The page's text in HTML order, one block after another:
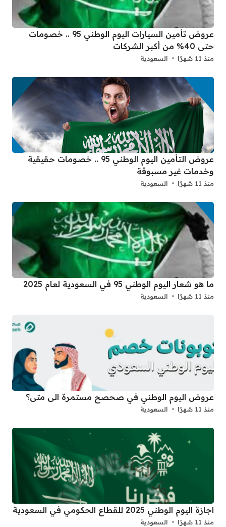
عروض تأمين السيارات اليوم الوطني 95 .. خصومات
حتى 40% من أكبر الشركات
منذ 11 شهرًا السعودية
عروض التأمين اليوم الوطني 95 .. خصومات حقيقية
وخدمات غير مسبوقة
منذ 11 شهرًا السعودية
ما هو شعار اليوم الوطني 95 في السعودية لعام 2025
منذ 11 شهرًا السعودية
عروض اليوم الوطني في صحصح مستمرة الى متى؟
منذ 11 شهرًا السعودية
اجازة اليوم الوطني 2025 للقطاع الحكومي في السعودية
منذ 11 شهرًا السعودية